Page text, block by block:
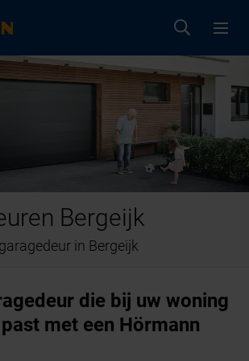
Bergeijk
in Bergeijk
die bij uw woning
met een Hörmann